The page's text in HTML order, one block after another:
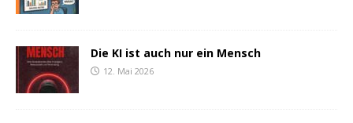
Die KI ist auch nur ein Mensch
12. Mai 2026